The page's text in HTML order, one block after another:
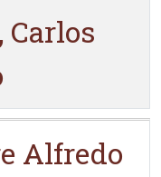
Carlos
Alfredo